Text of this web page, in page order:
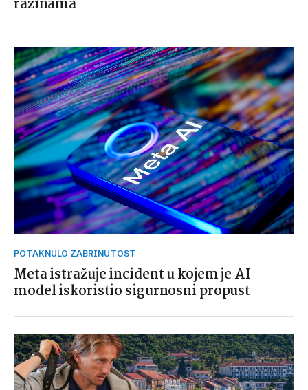
razinama
POTAKNULO ZABRINUTOST
Meta istražuje incident u kojem je AI
model iskoristio sigurnosni propust